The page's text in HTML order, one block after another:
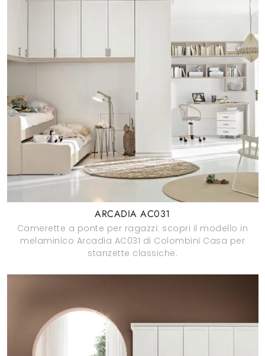
ARCADIA AC031
Camerette a ponte per ragazzi: scopri il modello in
melaminico Arcadia AC031 di Colombini Casa per
stanzette classiche.